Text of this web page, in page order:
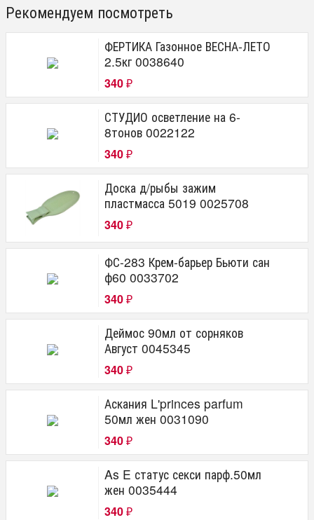
Рекомендуем посмотреть
ФЕРТИКА Газонное ВЕСНА-ЛЕТО
2.5кг 0038640
340 ₽
СТУДИО осветление на 6-
8тонов 0022122
340 ₽
Доска д/рыбы зажим
пластмасса 5019 0025708
340 ₽
ФС-283 Крем-барьер Бьюти сан
ф60 0033702
340 ₽
Деймос 90мл от сорняков
Август 0045345
340 ₽
Аскания L'princes parfum
50мл жен 0031090
340 ₽
As E статус секси парф.50мл
жен 0035444
340 ₽